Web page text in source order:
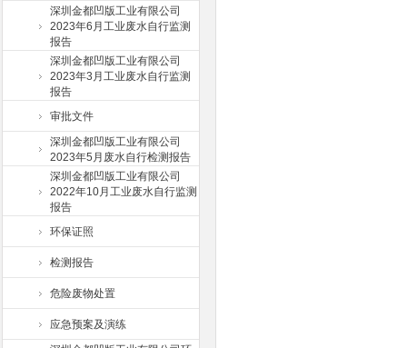
深圳金都凹版工业有限公司
2023年6月工业废水自行监测
报告
深圳金都凹版工业有限公司
2023年3月工业废水自行监测
报告
审批文件
深圳金都凹版工业有限公司
2023年5月废水自行检测报告
深圳金都凹版工业有限公司
2022年10月工业废水自行监测
报告
环保证照
检测报告
危险废物处置
应急预案及演练